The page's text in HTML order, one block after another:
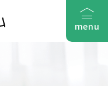
menu